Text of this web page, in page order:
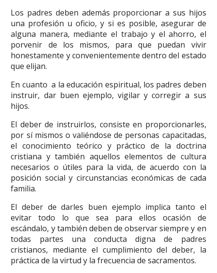
Los padres deben además proporcionar a sus hijos
una profesión u oficio, y si es posible, asegurar de
alguna manera, mediante el trabajo y el ahorro, el
porvenir de los mismos, para que puedan vivir
honestamente y convenientemente dentro del estado
que elijan.
En cuanto a la educación espiritual, los padres deben
instruir, dar buen ejemplo, vigilar y corregir a sus
hijos.
El deber de instruirlos, consiste en proporcionarles,
por sí mismos o valiéndose de personas capacitadas,
el conocimiento teórico y práctico de la doctrina
cristiana y también aquellos elementos de cultura
necesarios o útiles para la vida, de acuerdo con la
posición social y circunstancias económicas de cada
familia.
El deber de darles buen ejemplo implica tanto el
evitar todo lo que sea para ellos ocasión de
escándalo, y también deben de observar siempre y en
todas partes una conducta digna de padres
cristianos, mediante el cumplimiento del deber, la
práctica de la virtud y la frecuencia de sacramentos.